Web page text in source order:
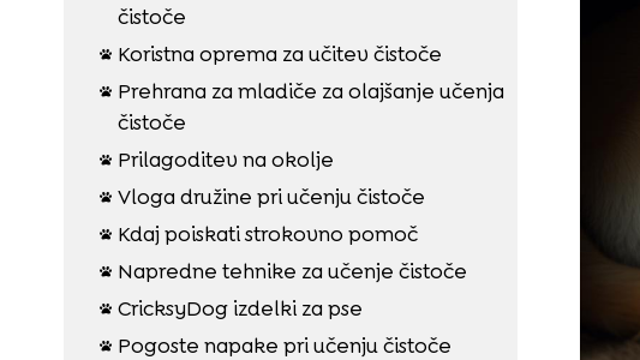
čistoče
 Koristna oprema za učitev čistoče

Prehrana za mladiče za olajšanje učenja
čistoče
 Prilagoditev na okolje
 Vloga družine pri učenju čistoče
 Kdaj poiskati strokovno pomoč
 Napredne tehnike za učenje čistoče
 CricksyDog izdelki za pse
 Pogoste napake pri učenju čistoče